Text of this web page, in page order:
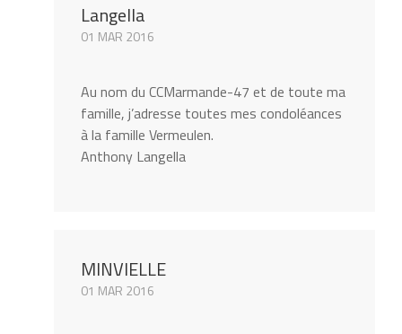
Langella
01 MAR 2016
Au nom du CCMarmande-47 et de toute ma
famille, j’adresse toutes mes condoléances
à la famille Vermeulen.
Anthony Langella
MINVIELLE
01 MAR 2016